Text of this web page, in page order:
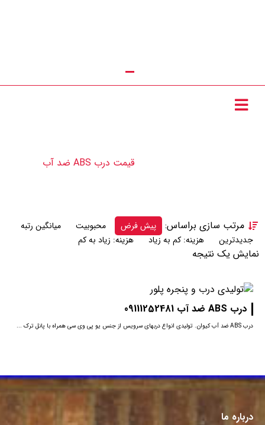
قیمت درب ABS ضد آب
قیمت درب ABS ضد آب
نمایش یک نتیجه
مرتب سازی براساس: پیش فرض محبوبیت
میانگین رتبه
جدیدترین
هزینه: کم به زیاد هزینه: زیاد به کم
درب ABS ضد آب 09111252481
درب ABS ضد آب کیوان. تولیدی انواع دربهای سرویس از جنس یو پی وی سی همراه با پانل ترک ...
درباره ما